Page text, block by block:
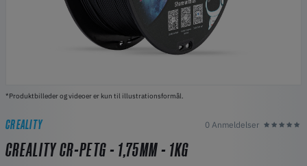
*Produktbilleder og videoer er kun til illustrationsformål.
CREALITY 0 Anmeldelser
CREALITY CR-PETG - 1,75MM - 1KG